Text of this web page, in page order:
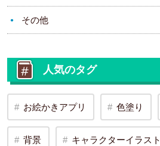
その他
人気のタグ
お絵かきアプリ 色塗り
背景 キャラクターイラスト